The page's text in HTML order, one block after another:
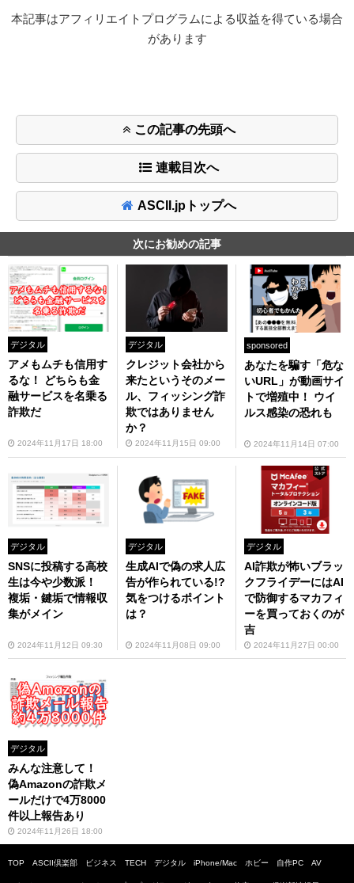
本記事はアフィリエイトプログラムによる収益を得ている場合
があります
この記事の先頭へ
連載目次へ
ASCII.jpトップへ
次にお勧めの記事
デジタル
アメもムチも信用す
るな！ どちらも金
融サービスを名乗る
詐欺だ
2024年11月17日 18:00
デジタル
クレジット会社から
来たというそのメー
ル、フィッシング詐
欺ではありません
か？
2024年11月15日 09:00
sponsored
あなたを騙す「危な
いURL」が動画サイ
トで増殖中！ ウイ
ルス感染の恐れも
2024年11月14日 07:00
デジタル
SNSに投稿する高校
生は今や少数派！
複垢・鍵垢で情報収
集がメイン
2024年11月12日 09:30
デジタル
生成AIで偽の求人広
告が作られている!?
気をつけるポイント
は？
2024年11月08日 09:00
デジタル
AI詐欺が怖いブラッ
クフライデーにはAI
で防御するマカフィ
ーを買っておくのが
吉
2024年11月27日 00:00
デジタル
みんな注意して！
偽Amazonの詐欺メ
ールだけで4万8000
件以上報告あり
2024年11月26日 18:00
TOP ASCII倶楽部 ビジネス TECH デジタル iPhone/Mac ホビー 自作PC AV